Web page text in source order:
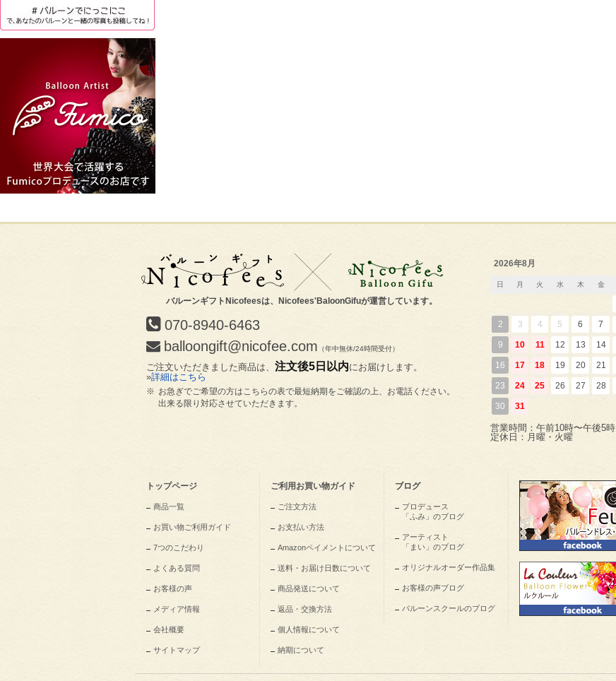
バルーンギフトNicofeesは、Nicofees'BaloonGifuが運営しています。
070-8940-6463
balloongift@nicofee.com （年中無休/24時間受付）
ご注文いただきました商品は、 注文後5日以内にお届けします。
»詳細はこちら
※ お急ぎでご希望の方はこちらの表で最短納期をご確認の上、お電話ください。
出来る限り対応させていただきます。
2026年8月
日 月 火 水 木 金
2 3 4 5 6 7
9 10 11 12 13 14
16 17 18 19 20 21
23 24 25 26 27 28
30 31
営業時間：午前10時〜午後5時
定休日：月曜・火曜
トップページ
商品一覧
お買い物ご利用ガイド
7つのこだわり
よくある質問
お客様の声
メディア情報
会社概要
サイトマップ
ご利用お買い物ガイド
ご注文方法
お支払い方法
Amazonペイメントについて
送料・お届け日数について
商品発送について
返品・交換方法
個人情報について
納期について
ブログ
プロデュース
「ふみ」のブログ
アーティスト
「まい」のブログ
オリジナルオーダー作品集
お客様の声ブログ
バルーンスクールのブログ